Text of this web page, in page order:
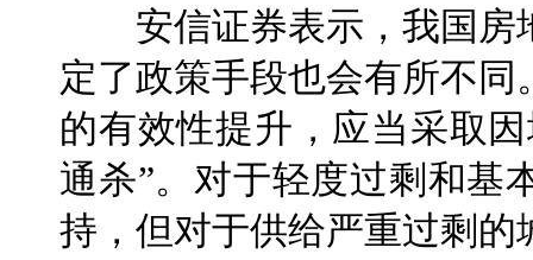
安信证券表示，我国房
定了政策手段也会有所不
的有效性提升，应当采取
通杀”。对于轻度过剩和基
持，但对于供给严重过剩